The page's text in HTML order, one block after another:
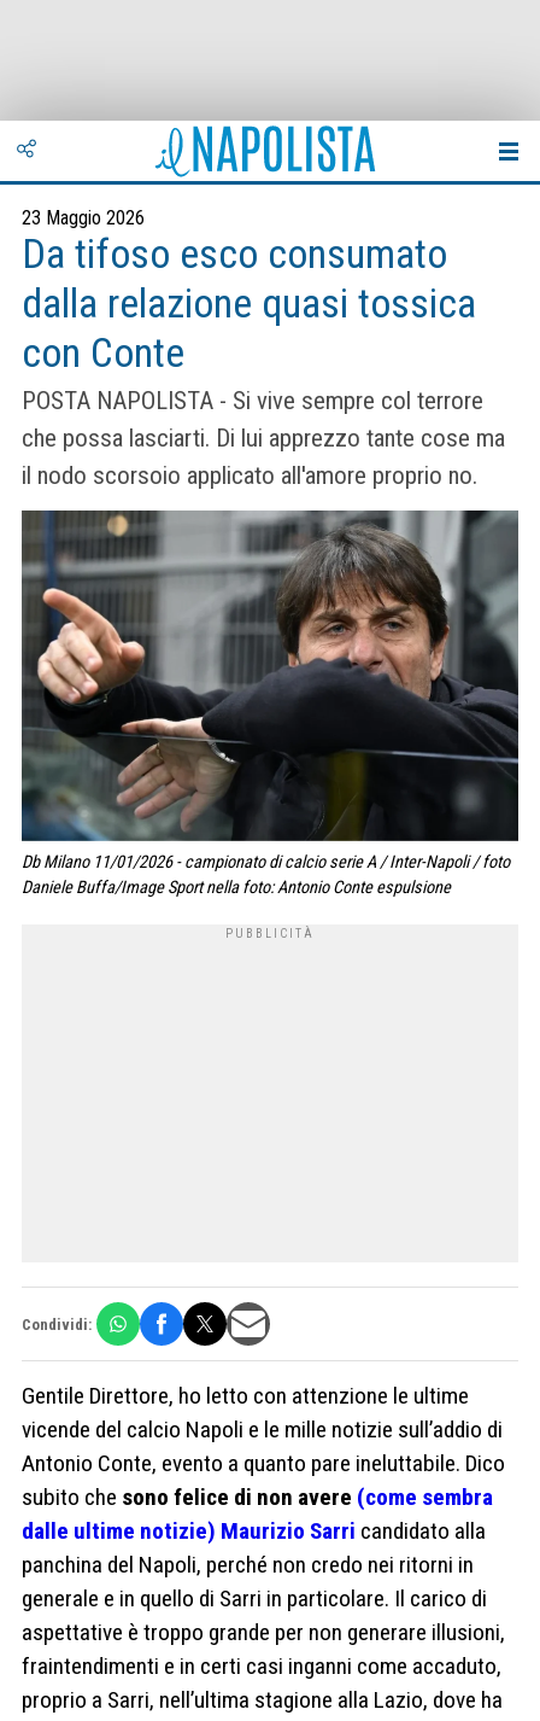
23 Maggio 2026
Da tifoso esco consumato
dalla relazione quasi tossica
con Conte
POSTA NAPOLISTA - Si vive sempre col terrore
che possa lasciarti. Di lui apprezzo tante cose ma
il nodo scorsoio applicato all'amore proprio no.
Db Milano 11/01/2026 - campionato di calcio serie A / Inter-Napoli / foto
Daniele Buffa/Image Sport nella foto: Antonio Conte espulsione
Condividi:
Gentile Direttore, ho letto con attenzione le ultime
vicende del calcio Napoli e le mille notizie sull’addio di
Antonio Conte, evento a quanto pare ineluttabile. Dico
subito che sono felice di non avere (come sembra
dalle ultime notizie) Maurizio Sarri candidato alla
panchina del Napoli, perché non credo nei ritorni in
generale e in quello di Sarri in particolare. Il carico di
aspettative è troppo grande per non generare illusioni,
fraintendimenti e in certi casi inganni come accaduto,
proprio a Sarri, nell’ultima stagione alla Lazio, dove ha